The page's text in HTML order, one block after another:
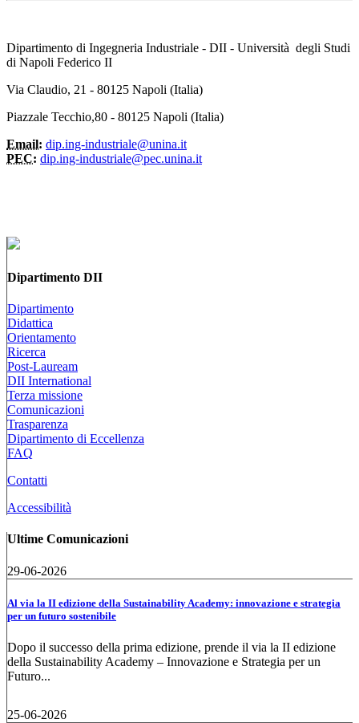
Dipartimento di Ingegneria Industriale - DII - Università degli Studi
di Napoli Federico II
Via Claudio, 21 - 80125 Napoli (Italia)
Piazzale Tecchio,80 - 80125 Napoli (Italia)
Email: dip.ing-industriale@unina.it
PEC: dip.ing-industriale@pec.unina.it
Dipartimento DII
Dipartimento
Didattica
Orientamento
Ricerca
Post-Lauream
DII International
Terza missione
Comunicazioni
Trasparenza
Dipartimento di Eccellenza
FAQ
Contatti
Accessibilità
Ultime Comunicazioni
29-06-2026
Al via la II edizione della Sustainability Academy: innovazione e strategia
per un futuro sostenibile
Dopo il successo della prima edizione, prende il via la II edizione
della Sustainability Academy – Innovazione e Strategia per un
Futuro...
25-06-2026